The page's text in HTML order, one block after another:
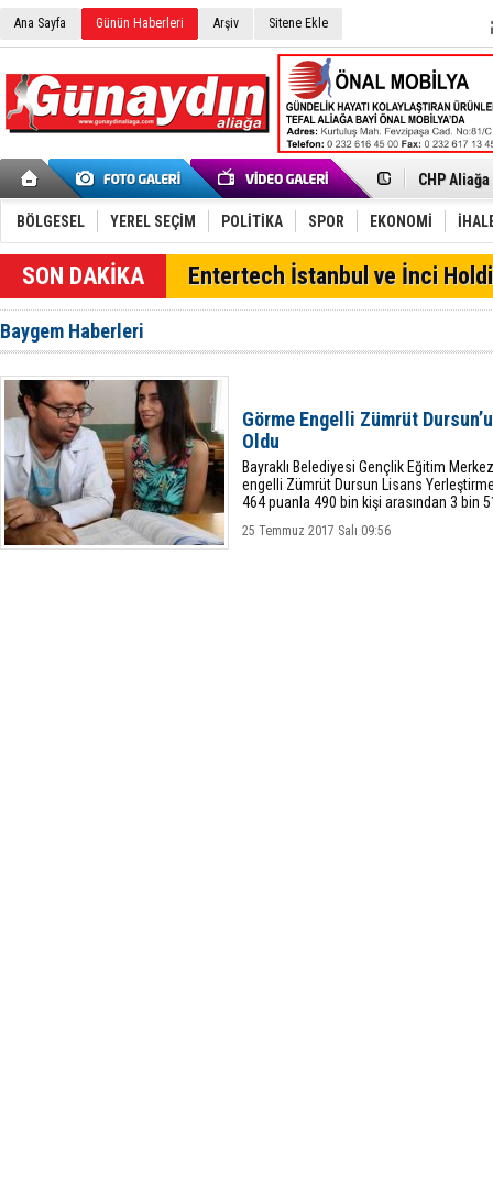
Ana Sayfa Günün Haberleri Arşiv Sitene Ekle
CHP
Çağrısı
Onat
Menemen
Aliağa'da
Furkan
Chp
Trafiği
BÖLGESEL YEREL SEÇİM POLİTİKA SPOR EKONOMİ
Entertech İstanbul ve İnci
Baygem Haberleri
Görme Engelli Zümrüt
Oldu
Bayraklı Belediyesi Gençlik Eğitim
engelli Zümrüt Dursun Lisans Yerleştirme
464 puanla 490 bin kişi arasından 3 bin
25 Temmuz 2017 Salı 09:56